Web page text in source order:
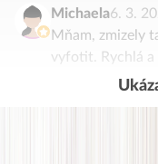
Michaela6. 3.
Mňam, zmizely
vyfotit. Rychlá a